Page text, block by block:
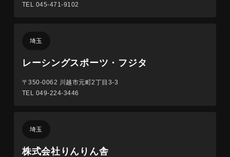
TEL 045-471-9102
埼玉
レーシングスポーツ・フジタ
〒350-0062 川越市元町2丁目3-3
TEL 049-224-3446
埼玉
株式会社りんりん舎